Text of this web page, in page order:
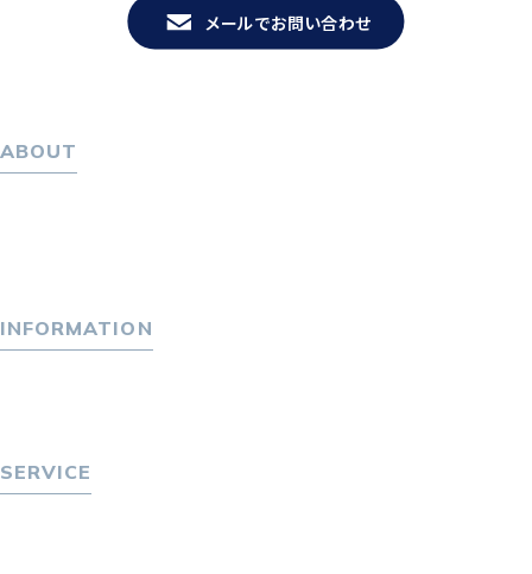
メールでお問い合わせ
ABOUT
INFORMATION
SERVICE